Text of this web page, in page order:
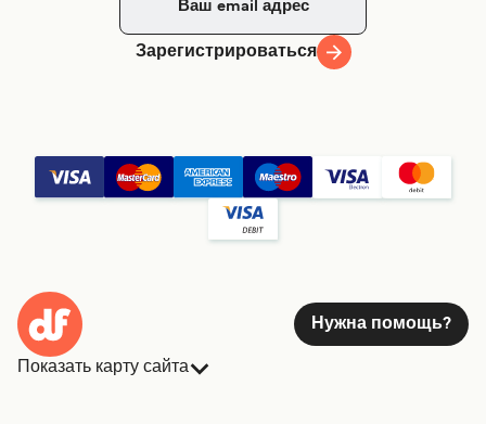
Зарегистрироваться
Нужна помощь?
Показать карту сайта